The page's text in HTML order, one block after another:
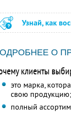
Узнай, как
О
клиенты
это марка,
свою продукцию;
полный